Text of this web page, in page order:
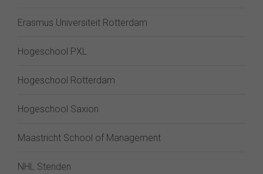
Erasmus Universiteit Rotterdam
Hogeschool PXL
Hogeschool Rotterdam
Hogeschool Saxion
Maastricht School of Management
NHL Stenden